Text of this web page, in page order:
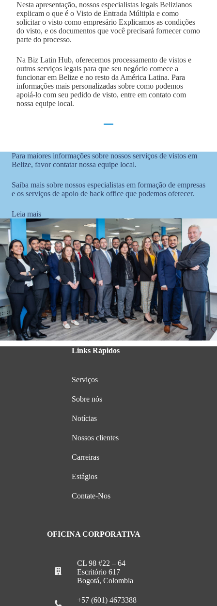
Nesta apresentação, nossos especialistas legais Belizianos
explicam o que é o Visto de Entrada Múltipla e como
solicitar o visto como empresário Explicamos as condições
do visto, e os documentos que você precisará fornecer como
parte do processo.
Na Biz Latin Hub, oferecemos processamento de vistos e
outros serviços legais para que seu negócio comece a
funcionar em Belize e no resto da América Latina. Para
informações mais personalizadas sobre como podemos
apoiá-lo com seu pedido de visto, entre em contato com
nossa equipe local.
Para maiores informações sobre nossos serviços de vistos em
Belize, favor contatar nossa equipe local.
Saiba mais sobre nossos especialistas em formação de empresas
e os serviços de apoio de back office que podemos oferecer.
Leia mais
Links Rápidos
Serviços
Sobre nós
Notícias
Nossos clientes
Carreiras
Estágios
Contate-Nos
OFICINA CORPORATIVA
CL 98 #22 – 64
Escritório 617
Bogotá, Colombia
+57 (601) 4673388